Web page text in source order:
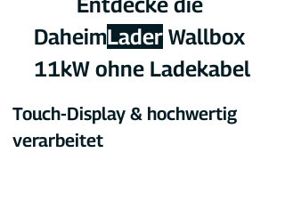
DaheimLader Wallbox
11kW ohne Ladekabel
Touch-Display & hochwertig
verarbeitet